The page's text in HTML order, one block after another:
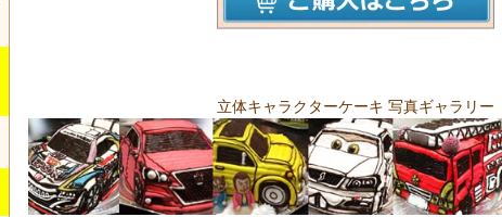
立体キャラクターケーキ 写真ギャラリー